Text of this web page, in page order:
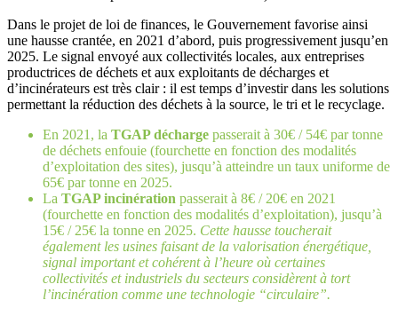
Dans le projet de loi de finances, le Gouvernement favorise ainsi
une hausse crantée, en 2021 d’abord, puis progressivement jusqu’en
2025. Le signal envoyé aux collectivités locales, aux entreprises
productrices de déchets et aux exploitants de décharges et
d’incinérateurs est très clair : il est temps d’investir dans les solutions
permettant la réduction des déchets à la source, le tri et le recyclage.
En 2021, la TGAP décharge passerait à 30€ / 54€ par tonne
de déchets enfouie (fourchette en fonction des modalités
d’exploitation des sites), jusqu’à atteindre un taux uniforme de
65€ par tonne en 2025.
La TGAP incinération passerait à 8€ / 20€ en 2021
(fourchette en fonction des modalités d’exploitation), jusqu’à
15€ / 25€ la tonne en 2025. Cette hausse toucherait
également les usines faisant de la valorisation énergétique,
signal important et cohérent à l’heure où certaines
collectivités et industriels du secteurs considèrent à tort
l’incinération comme une technologie “circulaire”.